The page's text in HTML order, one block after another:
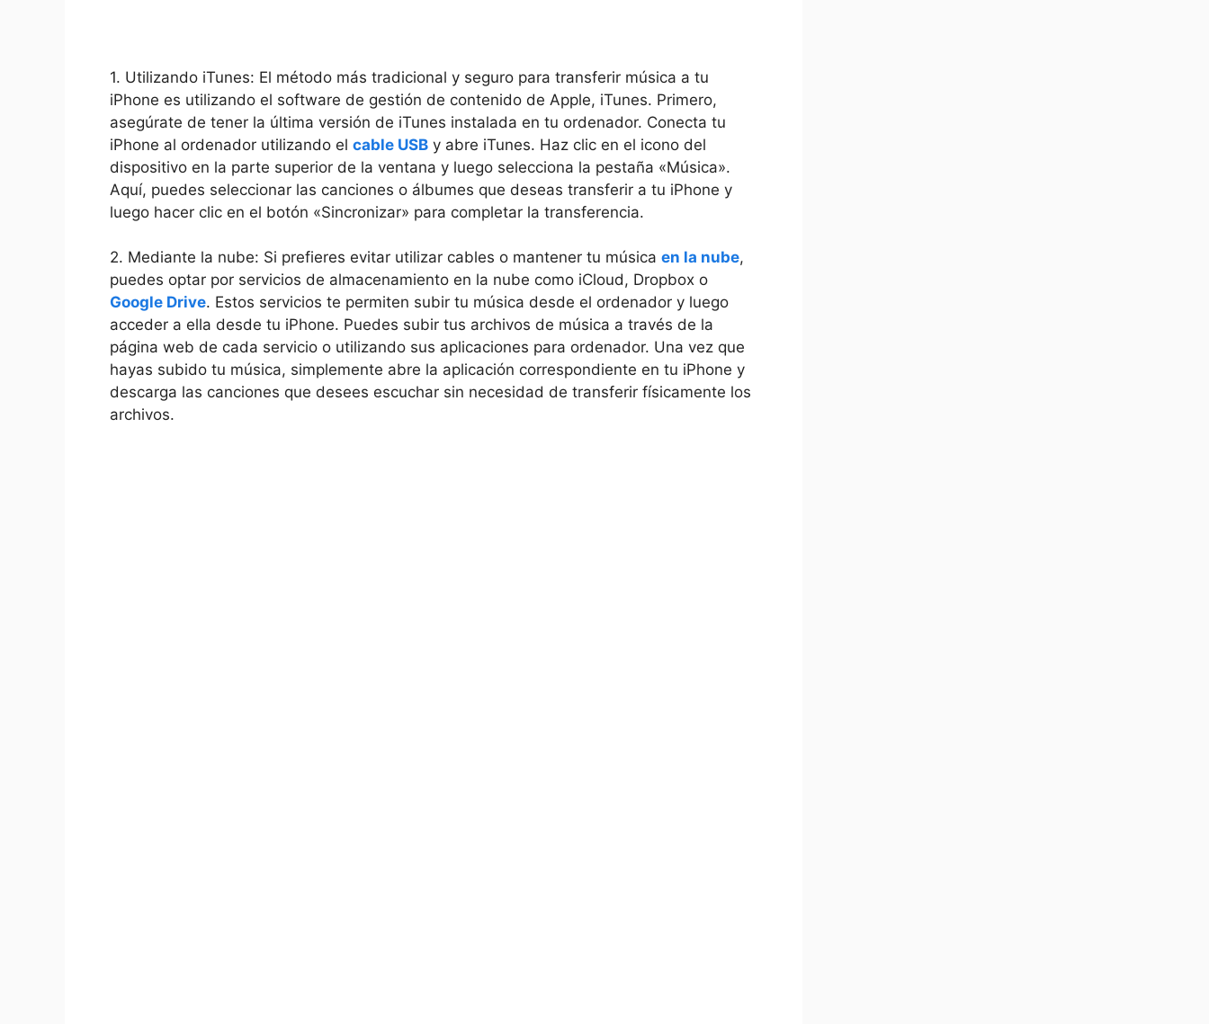
1. Utilizando iTunes:⁢ El método más tradicional y seguro para transferir música a tu
iPhone es utilizando ⁢el ‍software de gestión de contenido de Apple, iTunes. ‌Primero,
⁤asegúrate de tener⁤ la última versión ‍de​ iTunes instalada ‌en tu ordenador. Conecta tu
iPhone al ordenador utilizando el cable USB y abre ‌iTunes. Haz clic en el icono del
dispositivo ​en la parte superior de la ventana y luego selecciona la‌ pestaña «Música».
Aquí, puedes ⁤seleccionar las canciones ⁣o álbumes que deseas transferir⁢ a⁢ tu iPhone‍ y
luego ‍hacer clic en el botón​ «Sincronizar» para completar la transferencia.
2. Mediante la nube: Si prefieres evitar utilizar cables‌ o mantener⁣ tu música en la nube,
puedes optar por servicios ⁢de almacenamiento en⁣ la​ nube como iCloud, Dropbox o
Google Drive. Estos servicios te permiten subir tu música desde⁤ el ordenador y ‌luego⁢
acceder ‍a ella desde tu iPhone. Puedes subir ⁤tus archivos de música‍ a través de la
página web ⁢de cada servicio o​ utilizando sus aplicaciones ⁤para‌ ordenador.‌ Una vez que
hayas subido tu música, simplemente abre la aplicación⁣ correspondiente en tu iPhone y
descarga las canciones que desees escuchar sin ‌necesidad de transferir físicamente los
archivos.